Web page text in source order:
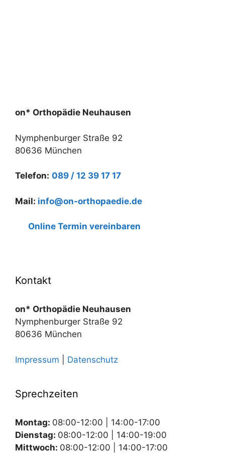
on* Orthopädie Neuhausen
Nymphenburger Straße 92
80636 München
Telefon: 089 / 12 39 17 17
Mail: info@on-orthopaedie.de
Online Termin vereinbaren
Kontakt
on* Orthopädie Neuhausen
Nymphenburger Straße 92
80636 München
Impressum Datenschutz
Sprechzeiten
Montag: 08:00-12:00 | 14:00-17:00
Dienstag: 08:00-12:00 | 14:00-19:00
Mittwoch: 08:00-12:00 | 14:00-17:00